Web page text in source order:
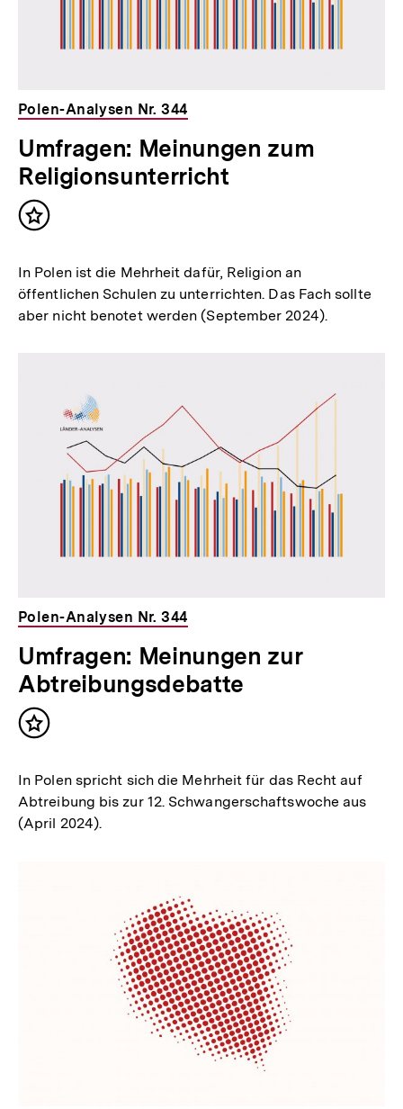
Polen-Analysen Nr. 344
Umfragen: Meinungen zum
Religionsunterricht
Inhalt
In Polen ist die Mehrheit dafür, Religion an
öffentlichen Schulen zu unterrichten. Das Fach sollte
aber nicht benotet werden (September 2024).
Polen-Analysen Nr. 344
Umfragen: Meinungen zur
Abtreibungsdebatte
Inhalt
In Polen spricht sich die Mehrheit für das Recht auf
Abtreibung bis zur 12. Schwangerschaftswoche aus
(April 2024).